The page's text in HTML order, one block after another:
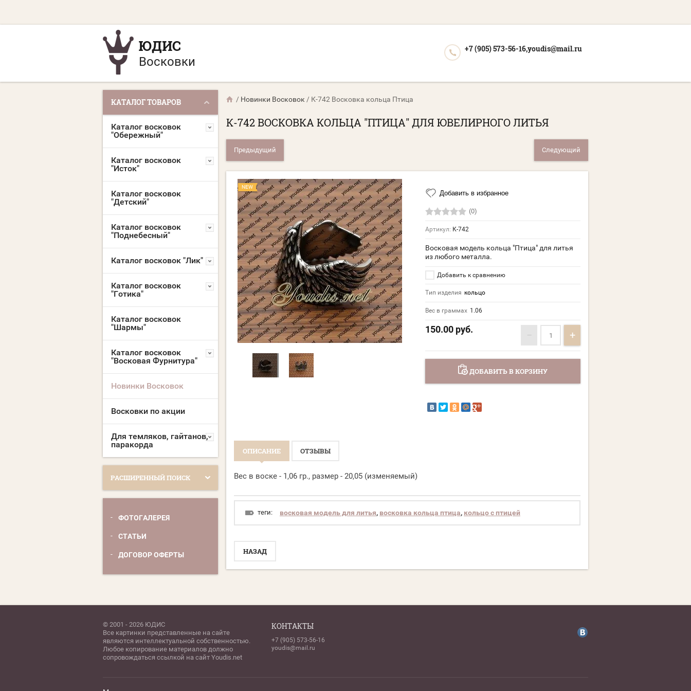
ЮДИС
Восковки
+7 (905) 573-56-16,youdis@mail.ru
КАТАЛОГ ТОВАРОВ
Каталог восковок
"Обережный"
Каталог восковок
"Исток"
Каталог восковок
"Детский"
Каталог восковок
"Поднебесный"
Каталог восковок "Лик"
Каталог восковок
"Готика"
Каталог восковок
"Шармы"
Каталог восковок
"Восковая Фурнитура"
Новинки Восковок
Восковки по акции
Для темляков, гайтанов,
паракорда
РАСШИРЕННЫЙ ПОИСК
ФОТОГАЛЕРЕЯ
СТАТЬИ
ДОГОВОР ОФЕРТЫ
/ Новинки Восковок / К-742 Восковка кольца Птица
К-742 ВОСКОВКА КОЛЬЦА "ПТИЦА" ДЛЯ ЮВЕЛИРНОГО ЛИТЬЯ
Предыдущий Следующий
NEW
Добавить в избранное
(0)
Артикул: К-742
Восковая модель кольца "Птица" для литья
из любого металла.
Добавить к сравнению
Тип изделия кольцо
Вес в граммах 1.06
150.00 руб. − +
ДОБАВИТЬ В КОРЗИНУ
ОПИСАНИЕ ОТЗЫВЫ
Вес в воске - 1,06 гр., размер - 20,05 (изменяемый)
теги: восковая модель для литья, восковка кольца птица, кольцо с птицей
НАЗАД
© 2001 - 2026 ЮДИС
Все картинки представленные на сайте
являются интеллектуальной собственностью.
Любое копирование материалов должно
сопровождаться ссылкой на сайт Youdis.net
КОНТАКТЫ
+7 (905) 573-56-16
youdis@mail.ru